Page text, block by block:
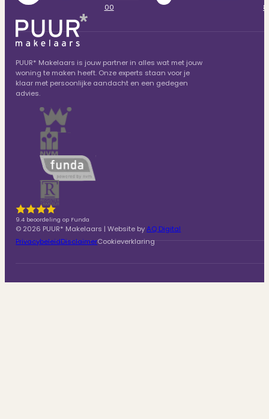
00
PUUR* Makelaars is jouw partner in alles wat met jouw
woning te maken heeft. Onze experts staan voor je
klaar met persoonlijke aandacht en een gedegen
advies.
9.4 beoordeling op Funda
© 2026 PUUR* Makelaars | Website byAQ Digital
PrivacybeleidDisclaimerCookieverklaring